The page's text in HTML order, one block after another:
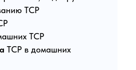
ТСР
ТСР
ТСР в домашних